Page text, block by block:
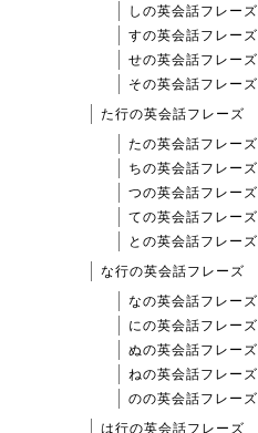
しの英会話フレーズ
すの英会話フレーズ
せの英会話フレーズ
その英会話フレーズ
た行の英会話フレーズ
たの英会話フレーズ
ちの英会話フレーズ
つの英会話フレーズ
ての英会話フレーズ
との英会話フレーズ
な行の英会話フレーズ
なの英会話フレーズ
にの英会話フレーズ
ぬの英会話フレーズ
ねの英会話フレーズ
のの英会話フレーズ
は行の英会話フレーズ